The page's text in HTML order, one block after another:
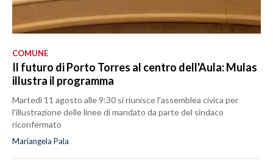
COMUNE
Il futuro di Porto Torres al centro dell'Aula: Mulas
illustra il programma
Martedì 11 agosto alle 9:30 si riunisce l'assemblea civica per
l'illustrazione delle linee di mandato da parte del sindaco
riconfermato
Mariangela Pala